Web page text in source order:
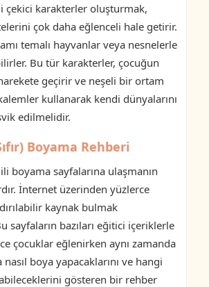
çekici karakterler oluşturmak,
çok daha eğlenceli hale getirir.
temalı hayvanlar veya nesnelerle
Bu tür karakterler, çocuğun
geçirir ve neşeli bir ortam
kullanarak kendi dünyalarını
edilmelidir.
Boyama Rehberi
boyama sayfalarına ulaşmanın
İnternet üzerinden yüzlerce
kaynak bulmak
sayfaların bazıları eğitici içeriklerle
çocuklar eğlenirken aynı zamanda
boya yapacaklarını ve hangi
gösteren bir rehber